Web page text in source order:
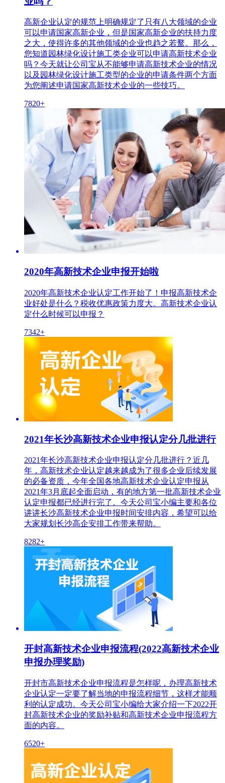
高新企业认定的规范上明确规定了只有八大领域的企业
可以申请国家高新企业，但是国家高新企业的扶持力度
之大，使得许多的其他领域的企业也趋之若鹜。那么，
您知道园林绿化设计施工类企业可以申请高新技术企业
吗？今天就让公司宝从不能够申请高新技术企业的情况
以及园林绿化设计施工类型的企业的申请条件两个方面
为您阐述申请国家高新技术企业的一些技巧。
7820+
2020年高新技术企业申报开始啦
2020年高新技术企业认定工作开始了！申报高新技术企
业好处是什么？税收优惠政策力度大。高新技术企业认
定什么时候可以申报？
7342+
2021年长沙高新技术企业申报认定分几批进行
2021年长沙高新技术企业申报认定分几批进行？近几
年，高新技术企业认定越来越成为了很多企业后续发展
的必备资质，今年全国各地高新技术企业认定申报从
2021年3月底起全面启动，有的地方第一批高新技术企业
认定申报都已经进行完了。今天公司宝小编主要和各位
讲讲长沙高新技术企业申报时间安排内容，希望可以给
大家规划长沙高企安排工作带来帮助。
8282+
开封高新技术企业申报流程(2022高新技术企业
申报办理奖励)
开封市高新技术企业申报流程是怎样呢，办理高新技术
企业认定一定要了解当地的申报流程细节，这样才能顺
利的认定成功。今天公司宝小编给大家介绍一下2022开
封高新技术企业的奖励补贴和高新技术企业申报流程方
面的内容。
6520+